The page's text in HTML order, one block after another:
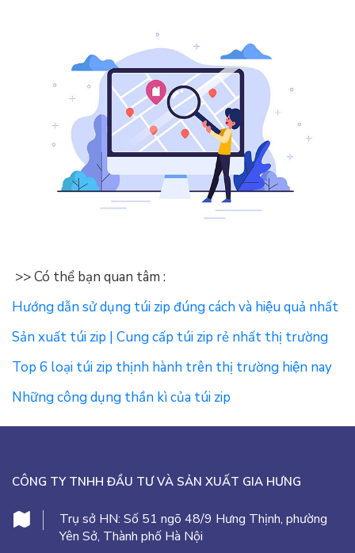
>> Có thể bạn quan tâm :
Hướng dẫn sử dụng túi zip đúng cách và hiệu quả nhất
Sản xuất túi zip | Cung cấp túi zip rẻ nhất thị trường
Top 6 loại túi zip thịnh hành trên thị trường hiện nay
Những công dụng thần kì của túi zip
CÔNG TY TNHH ĐẦU TƯ VÀ SẢN XUẤT GIA HƯNG
Trụ sở HN: Số 51 ngõ 48/9 Hưng Thịnh, phường
Yên Sở, Thành phố Hà Nội